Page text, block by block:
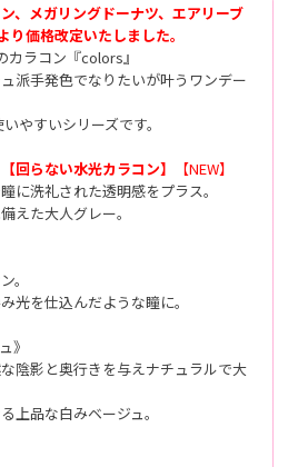
、メガリングドーナツ、エアリーブ
価格改定いたしました。
ラコン『colors』
派手発色でなりたいが叶うワンデー
やすいシリーズです。
【回らない水光カラコン】
【NEW】
に洗礼された透明感をプラス。
えた大人グレー。
。
光を仕込んだような瞳に。
》
陰影と奥行きを与えナチュラルで大
上品な白みベージュ。